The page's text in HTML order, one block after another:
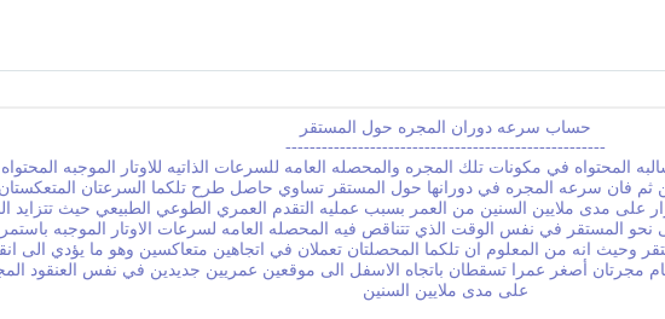
حساب سرعه دوران المجره حول المستقر
-----------------------------------------------------
المحتواه في مكونات تلك المجره والمحصله العامه للسرعات الذاتيه للاوتار الموجبه
ثم فان سرعه المجره في دورانها حول المستقر تساوي حاصل طرح تلكما السرعتان المتعكستان
مدى ملايين السنين من العمر بسبب عمليه التقدم العمري الطوعي الطبيعي حيث تتزايد
نحو المستقر في نفس الوقت الذي تتناقص فيه المحصله العامه لسرعات الاوتار الموجبه
وحيث انه من المعلوم ان تلكما المحصلتان تعملان في اتجاهين متعاكسين وهو ما يؤدي الى
مجرتان أصغر عمرا تسقطان باتجاه الاسفل الى موقعين عمريين جديدين في نفس العنقود
على مدى ملايين السنين